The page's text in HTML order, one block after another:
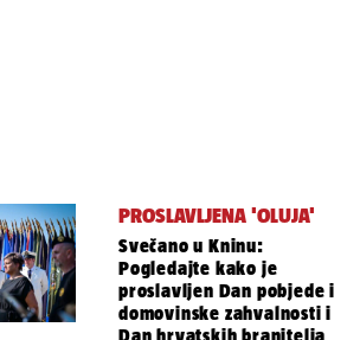
PROSLAVLJENA 'OLUJA'
Svečano u Kninu:
Pogledajte kako je
proslavljen Dan pobjede i
domovinske zahvalnosti i